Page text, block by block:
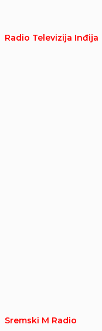
Radio Televizija Inđija
Sremski M Radio